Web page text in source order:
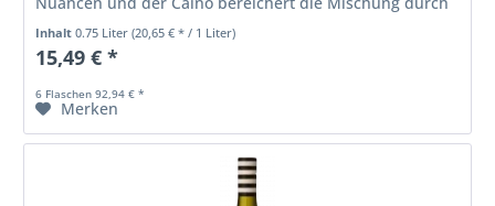
seine fruchtig-exotischen...
Inhalt0.75 Liter(20,65 € * / 1 Liter)
15,49 € *
6 Flaschen 92,94 € *
Merken